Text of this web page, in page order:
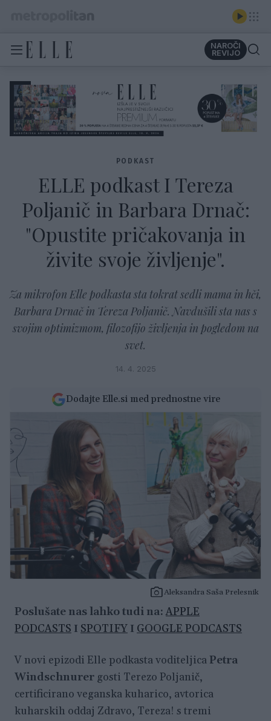
NAROČI
REVIJO
PODKAST
ELLE podkast I Tereza
Poljanič in Barbara Drnač:
"Opustite pričakovanja in
živite svoje življenje".
Za mikrofon Elle podkasta sta tokrat sedli mama in hči,
Barbara Drnač in Tereza Poljanič. Navdušili sta nas s
svojim optimizmom, filozofijo življenja in pogledom na
svet.
14. 4. 2025
Dodajte Elle.si med prednostne vire
Aleksandra Saša Prelesnik
Poslušate nas lahko tudi na:APPLE
PODCASTS Ι SPOTIFY Ι GOOGLE PODCASTS
V novi epizodi Elle podkasta voditeljicaPetra
Windschnurer gosti Terezo Poljanič,
certificirano veganska kuharico, avtorica
kuharskih oddaj Zdravo, Tereza! s tremi